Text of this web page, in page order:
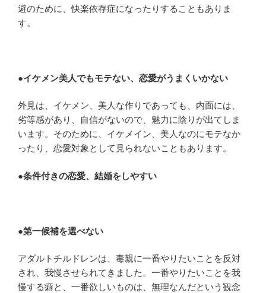
避のために、快楽依存症になったりすることもありま
す。
●イケメン美人でもモテない、恋愛がうまくいかない
外見は、イケメン、美人な作りであっても、内面には、
劣等感があり、自信がないので、魅力に陰りが出てしま
います。そのために、イケメイン、美人なのにモテなか
ったり、恋愛対象として見られないこともあります。
●条件付きの恋愛、結婚をしやすい
●第一候補を選べない
アダルトチルドレンは、毒親に一番やりたいことを反対
され、我慢させられてきました。一番やりたいことを我
慢する癖と、一番欲しいものは、無理なんだという観念